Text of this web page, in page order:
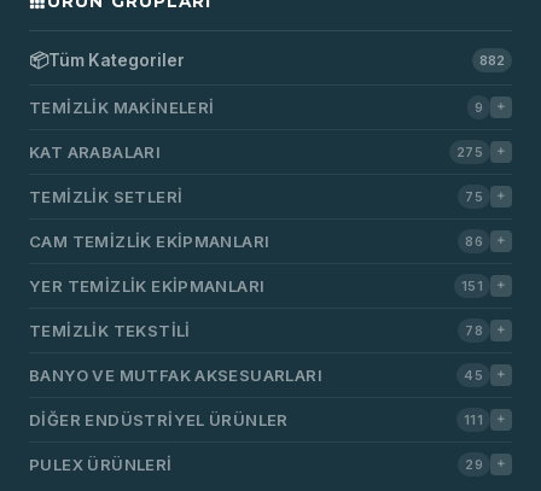
📦Tüm Kategoriler 882
TEMIZLIK MAKINELERI 9
KAT ARABALARI 275
TEMIZLIK SETLERI 75
CAM TEMIZLIK EKIPMANLARI 86
YER TEMIZLIK EKIPMANLARI 151
TEMIZLIK TEKSTILI 78
BANYO VE MUTFAK AKSESUARLARI 45
DIĞER ENDÜSTRIYEL ÜRÜNLER 111
PULEX ÜRÜNLERI 29